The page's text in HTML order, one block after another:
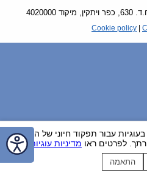
כפר ויתקין , מיקוד 4020000
Cookie policy
עבור תפקוד חיוני של האתר
לפרטים ראו מדיניות עוגיות .
התאמה